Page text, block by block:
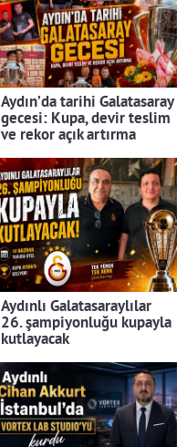
Aydın’da tarihi Galatasaray
gecesi: Kupa, devir teslim
ve rekor açık artırma
Aydınlı Galatasaraylılar
26. şampiyonluğu kupayla
kutlayacak